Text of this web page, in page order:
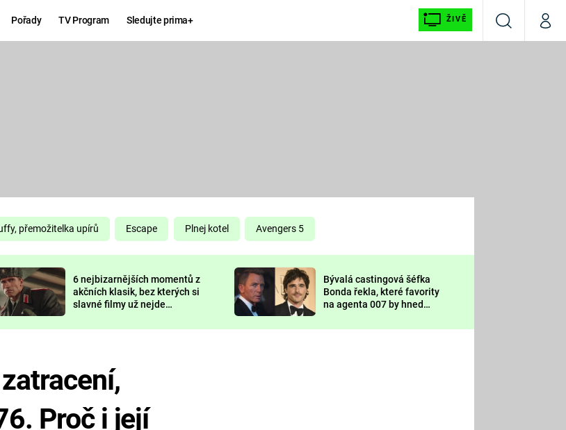
Pořady TV Program Sledujte prima+ ŽIVĚ
VyhledáváníMůj
DELIVERANCE
KOMEDIE
CHUCK
NORRIS
DEADPOOL
Prima LAJK
Sledujte nás
přemožitelka upírů Escape Plnej kotel Avengers 5
6 nejbizarnějších momentů z
akčních klasik, bez kterých si
slavné filmy už nejde
Bývalá castingová šéfka
Bonda řekla, které favority
na agenta 007 by hned
Proč i její